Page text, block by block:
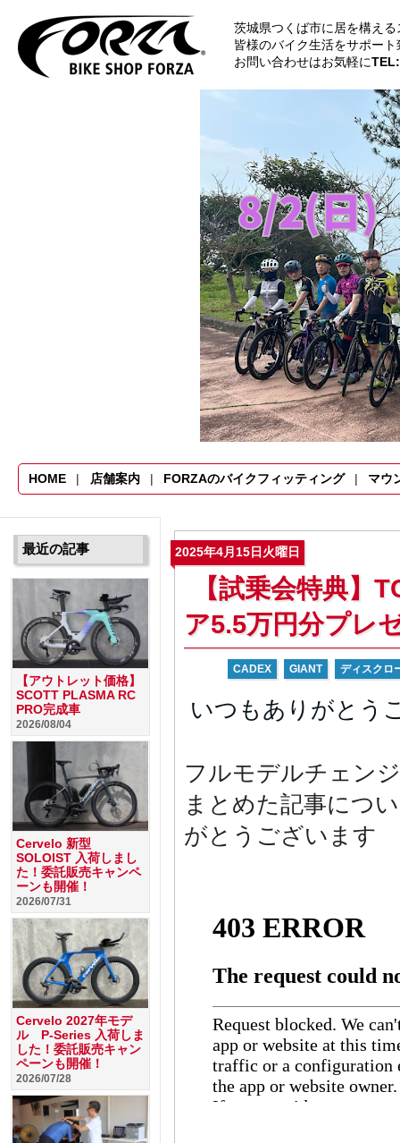
茨城県つくば市に居を構え
皆様のバイク生活をサポー
お問い合わせはお気軽に
HOME 店舗案内 FORZAのバイクフィッティング マウ
2025年4月15日火曜日
【試乗会特典】
ア5.5万円分プレ
CADEX GIANT ディスクロ
いつもありがとう
フルモデルチェン
まとめた記事につ
がとうございます
最近の記事
【アウトレット価格】
SCOTT PLASMA RC
PRO完成車
2026/08/04
Cervelo 新型
SOLOIST 入荷しまし
た！委託販売キャンペ
ーンも開催！
2026/07/31
Cervelo 2027年モデ
ル P-Series 入荷しま
した！委託販売キャン
ペーンも開催！
2026/07/28